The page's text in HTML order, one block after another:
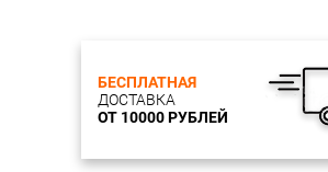
БЕСПЛАТНАЯ
ДОСТАВКА
ОТ 10000 РУБЛЕЙ